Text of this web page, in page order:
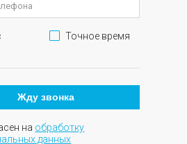
Точное время
Жду звонка
на обработку
данных